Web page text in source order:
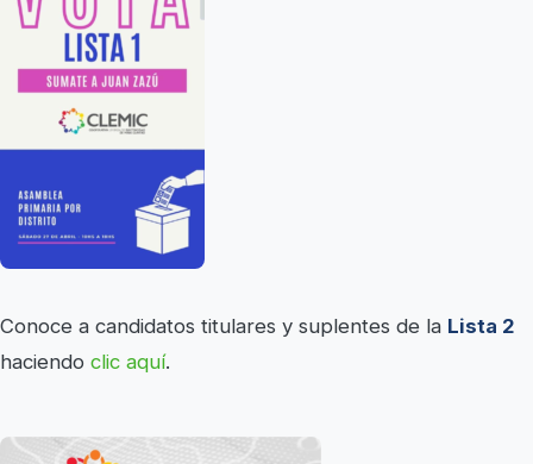
Conoce a candidatos titulares y suplentes de la Lista 2
haciendo clic aquí.